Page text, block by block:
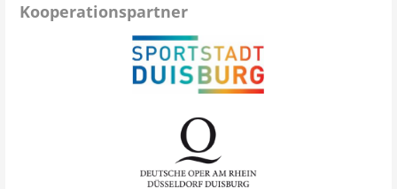
Kooperationspartner